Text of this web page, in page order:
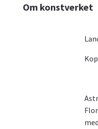
Om konstverket